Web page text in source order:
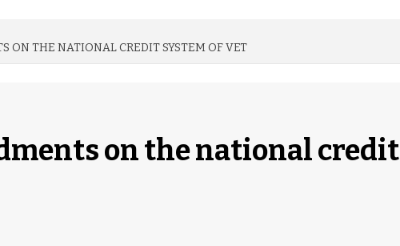
ON THE NATIONAL CREDIT SYSTEM OF VET
on the national credit